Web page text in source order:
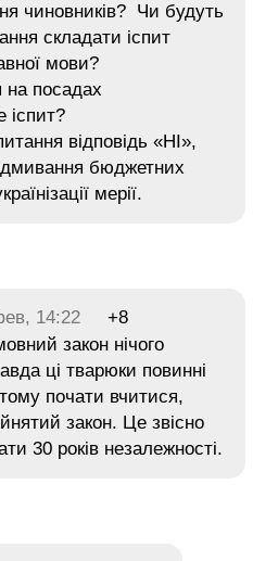
чиновників? Чи будуть
складати іспит
мови?
посадах
іспит?
відповідь «НІ»,
бюджетних
мерії.
14:22
+8
закон нічого
ці тварюки повинні
почати вчитися,
закон. Це звісно
30 років незалежності.